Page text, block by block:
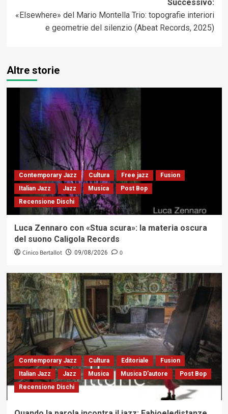
Successivo:
«Elsewhere» del Mario Montella Trio: topografie interiori
e geometrie del silenzio (Abeat Records, 2025)
Altre storie
Contemporary Jazz Cultura Free jazz
Fusion
Italian Jazz
Jazz Musica
Post Bop
Recensione Dischi
Luca Zennaro con «Stua scura»: la materia oscura
del suono Caligola Records
Cinico Bertallot 09/08/2026 0
Contemporary Jazz Cultura Editoriale
Fusion
Italian Jazz
Jazz Musica Musica D'autore
Post Bop
Recensione Dischi